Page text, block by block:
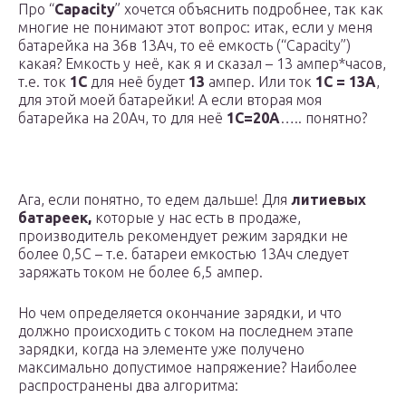
Про “Capacity” хочется объяснить подробнее, так как
многие не понимают этот вопрос: итак, если у меня
батарейка на 36в 13Ач, то её емкость (“Capacity”)
какая? Емкость у неё, как я и сказал – 13 ампер*часов,
т.е. ток 1С для неё будет 13 ампер. Или ток 1С = 13А,
для этой моей батарейки! А если вторая моя
батарейка на 20Ач, то для неё 1С=20А….. понятно?
Ага, если понятно, то едем дальше! Для литиевых
батареек, которые у нас есть в продаже,
производитель рекомендует режим зарядки не
более 0,5С – т.е. батареи емкостью 13Ач следует
заряжать током не более 6,5 ампер.
Но чем определяется окончание зарядки, и что
должно происходить с током на последнем этапе
зарядки, когда на элементе уже получено
максимально допустимое напряжение? Наиболее
распространены два алгоритма: